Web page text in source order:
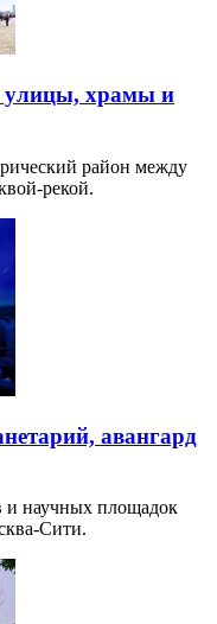
улицы, храмы и
район между
рекой.
авангард
и научных площадок
Сити.